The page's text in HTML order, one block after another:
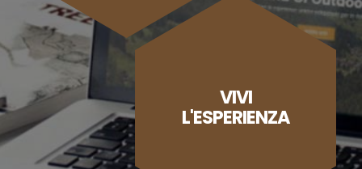
VIVI
L'ESPERIENZA